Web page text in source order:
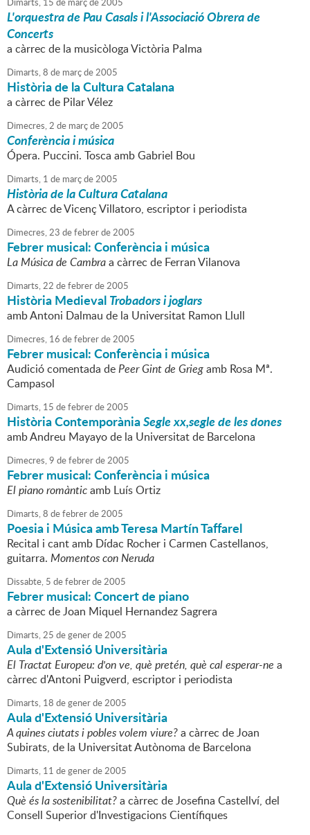
L'orquestra de Pau Casals i l'Associació Obrera de
Concerts
a càrrec de la musicòloga Victòria Palma
Dimarts,8 de marçde2005
Història de la Cultura Catalana
a càrrec de Pilar Vélez
Dimecres,2 de marçde2005
Conferència i música
Ópera. Puccini. Tosca amb Gabriel Bou
Dimarts, 1 de marçde2005
Història de la Cultura Catalana
A càrrec de Vicenç Villatoro, escriptor i periodista
Dimecres,23 defebrerde2005
Febrer musical: Conferència i música
La Música de Cambraa càrrec de Ferran Vilanova
Dimarts,22 defebrerde2005
Història MedievalTrobadors i joglars
amb Antoni Dalmau de la Universitat Ramon Llull
Dimecres, 16 defebrerde2005
Febrer musical: Conferència i música
Audició comentada dePeer Gint de Griegamb Rosa Mª.
Campasol
Dimarts, 15 defebrerde2005
Història ContemporàniaSegle xx,segle de les dones
amb Andreu Mayayo de la Universitat de Barcelona
Dimecres,9 defebrerde2005
Febrer musical: Conferència i música
El piano romànticamb Luís Ortiz
Dimarts,8 defebrerde2005
Poesia i Música amb Teresa Martín Taffarel
Recital i cant amb Dídac Rocher i Carmen Castellanos,
guitarra. Momentos con Neruda
Dissabte, 5 defebrerde2005
Febrer musical: Concert de piano
a càrrec de Joan Miquel Hernandez Sagrera
Dimarts,25 degenerde2005
Aula d'Extensió Universitària
El Tractat Europeu: d'on ve, què pretén, què cal esperar-ne a
càrrec d'Antoni Puigverd, escriptor i periodista
Dimarts, 18 degenerde2005
Aula d'Extensió Universitària
A quines ciutats i pobles volem viure?a càrrec de Joan
Subirats, de la Universitat Autònoma de Barcelona
Dimarts, 11 degenerde2005
Aula d'Extensió Universitària
Què és la sostenibilitat?a càrrec de Josefina Castellví, del
Consell Superior d'Investigacions Científiques